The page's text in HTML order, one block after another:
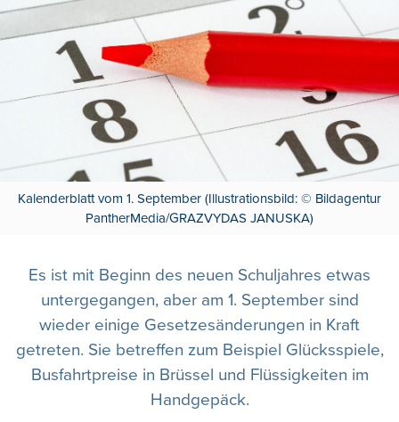
Kalenderblatt vom 1. September (Illustrationsbild: © Bildagentur
PantherMedia/GRAZVYDAS JANUSKA)
Es ist mit Beginn des neuen Schuljahres etwas
untergegangen, aber am 1. September sind
wieder einige Gesetzesänderungen in Kraft
getreten. Sie betreffen zum Beispiel Glücksspiele,
Busfahrtpreise in Brüssel und Flüssigkeiten im
Handgepäck.